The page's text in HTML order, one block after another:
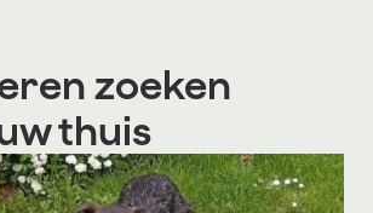
zoeken
thuis